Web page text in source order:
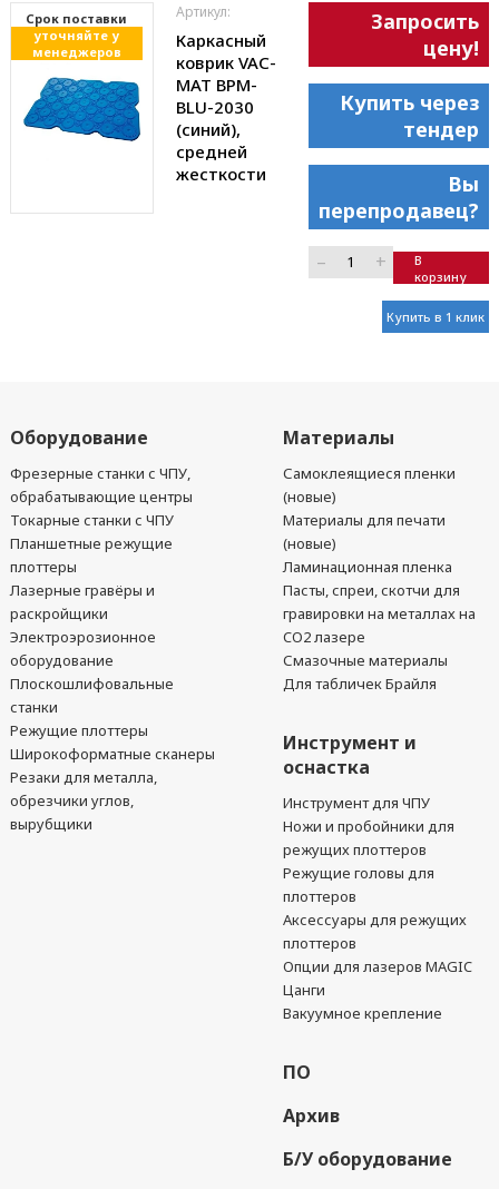
Cрок поставки
уточняйте у
менеджеров
Артикул:
Каркасный
коврик VAC-
MAT ВРМ-
BLU-2030
(синий),
средней
жесткости
Запросить
цену!
Купить через
тендер
Вы
перепродавец?
– +
В
корзину
Купить в 1 клик
Оборудование
Фрезерные станки с ЧПУ,
обрабатывающие центры
Токарные станки с ЧПУ
Планшетные режущие
плоттеры
Лазерные гравёры и
раскройщики
Электроэрозионное
оборудование
Плоскошлифовальные
станки
Режущие плоттеры
Широкоформатные сканеры
Резаки для металла,
обрезчики углов,
вырубщики
Материалы
Самоклеящиеся пленки
(новые)
Материалы для печати
(новые)
Ламинационная пленка
Пасты, спреи, скотчи для
гравировки на металлах на
CO2 лазере
Смазочные материалы
Для табличек Брайля
Инструмент и
оснастка
Инструмент для ЧПУ
Ножи и пробойники для
режущих плоттеров
Режущие головы для
плоттеров
Аксессуары для режущих
плоттеров
Опции для лазеров MAGIC
Цанги
Вакуумное крепление
ПО
Архив
Б/У оборудование